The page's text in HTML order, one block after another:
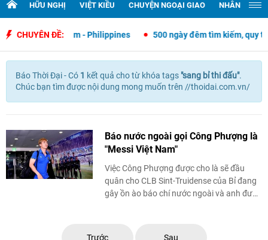
HỮU NGHỊ VIỆT KIỀU CHUYỆN NGOẠI GIAO NHÂN
CHUYÊN ĐỀ:
giao Việt Nam - Philippines 500 ngày đêm tìm kiếm, quy
Báo Thời Đại - Có 1 kết quả chotừ khóa tags "sang bỉ thi đấu".
Chúc bạn tìm được nội dung mong muốn trên //thoidai.com.vn/
Báo nước ngoài gọi Công Phượng là
"Messi Việt Nam"
Việc Công Phượng được cho là sẽ đầu
quân cho CLB Sint-Truidense của Bỉ đang
gây ồn ào báo chí nước ngoài và anh được
Trước Sau